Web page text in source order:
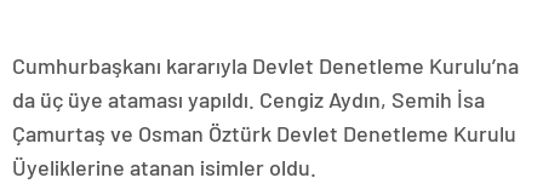
Cumhurbaşkanı kararıyla Devlet Denetleme Kurulu’na
da üç üye ataması yapıldı. Cengiz Aydın, Semih İsa
Çamurtaş ve Osman Öztürk Devlet Denetleme Kurulu
Üyeliklerine atanan isimler oldu.